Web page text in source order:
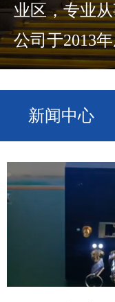
业区，专业
公司于2013
新闻中心